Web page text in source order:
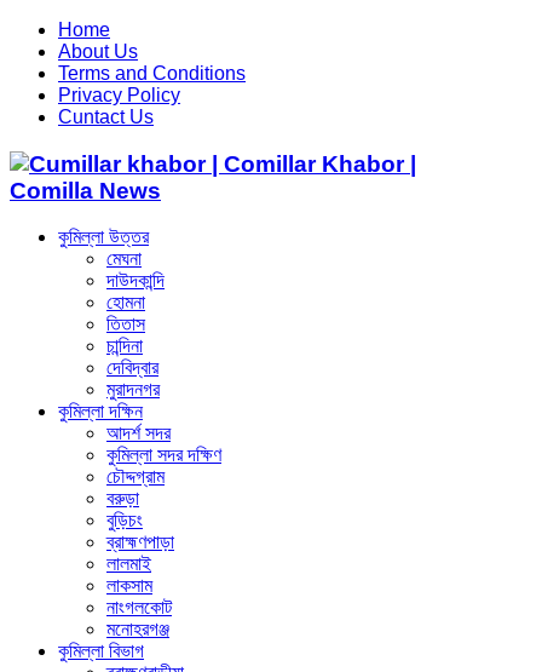
Home
About Us
Terms and Conditions
Privacy Policy
Cuntact Us
কুমিল্লা উত্তর
মেঘনা
দাউদকান্দি
হোমনা
তিতাস
চান্দিনা
দেবিদ্বার
মুরাদনগর
কুমিল্লা দক্ষিন
আদর্শ সদর
কুমিল্লা সদর দক্ষিণ
চৌদ্দগ্রাম
বরুড়া
বুড়িচং
ব্রাহ্মণপাড়া
লালমাই
লাকসাম
নাংগলকোট
মনোহরগঞ্জ
কুমিল্লা বিভাগ